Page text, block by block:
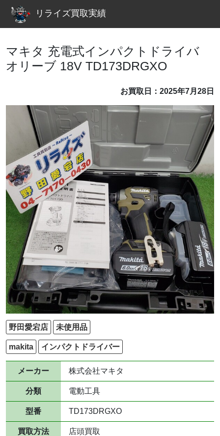
リライズ買取実績
マキタ 充電式インパクトドライバ
オリーブ 18V TD173DRGXO
お買取日：2025年7月28日
野田愛宕店 未使用品
makita インパクトドライバー
メーカー 株式会社マキタ
分類 電動工具
型番 TD173DRGXO
買取方法 店頭買取